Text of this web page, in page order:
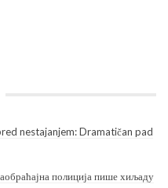
nestajanjem: Dramatičan pad
полиција пише хиљаду